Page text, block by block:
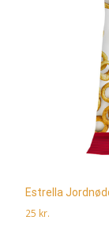
Estrella
25 kr.